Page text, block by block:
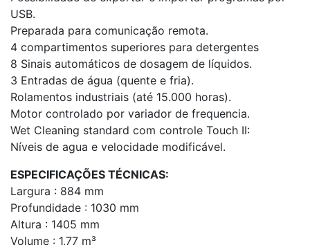
USB.
Preparada para comunicação remota.
4 compartimentos superiores para detergentes
8 Sinais automáticos de dosagem de líquidos.
3 Entradas de água (quente e fria).
Rolamentos industriais (até 15.000 horas).
Motor controlado por variador de frequencia.
Wet Cleaning standard com controle Touch II:
Níveis de agua e velocidade modificável.
ESPECIFICAÇÕES TÉCNICAS:
Largura : 884 mm
Profundidade : 1030 mm
Altura : 1405 mm
Volume : 1,77 m³